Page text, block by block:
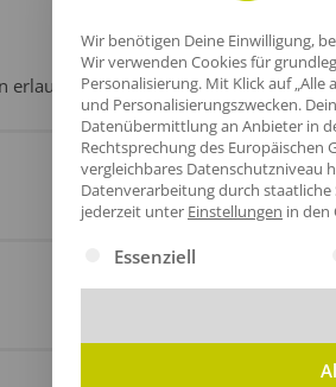
erlaubt|Trockner geeignet
Wir benötigen Deine Einwilligung,
Wir verwenden Cookies für
Personalisierung. Mit Klick auf
und Personalisierungszwecken.
Datenübermittlung an Anbieter in
Rechtsprechung des Europäischen
vergleichbares Datenschutzniveau
Datenverarbeitung durch staatliche
jederzeit unter Einstellungen in den
Es folgt eine Liste der
Essenziell